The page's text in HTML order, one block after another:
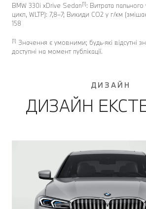
BMW 330i xDrive Sedan[1]: Витрата
цикл, WLTP): 7,8–7; Викиди CO2 у г/км
158
[1] Значення є умовними; будь-які відсутні
доступні на момент публікації.
ДИЗАЙН
ДИЗАЙН